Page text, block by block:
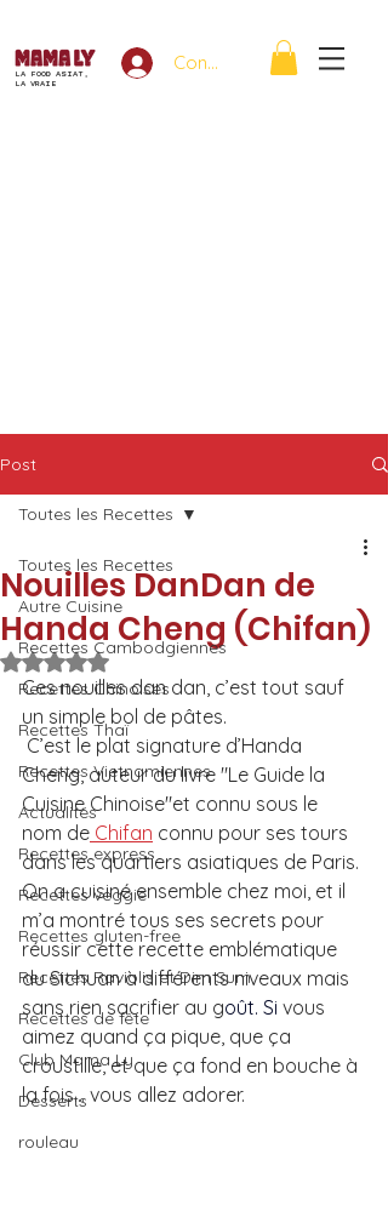
LA FOOD ASIAT,
LA VRAIE
Connexion
Post
Toutes les Recettes
Autre Cuisine
Recettes Cambodgiennes
Recettes Chinoises
Recettes Thaï
Recettes Vietnamiennes
Actualités
Recettes express
Recettes veggie
Recettes gluten-free
Recettes Raviolis et Dim Sum
Recettes de fête
Club Mama Ly
Desserts
rouleau
Toutes les Recettes
Nouilles DanDan de
Handa Cheng (Chifan)
Noté NaN étoiles sur 5.
Ces nouilles dan dan, c’est tout sauf
un simple bol de pâtes.
Cheng, auteur du livre "Le Guide la
Cuisine Chinoise"et connu sous le
nom de Chifan connu pour ses tours
dans les quartiers asiatiques de Paris.
On a cuisiné ensemble chez moi, et il
m’a montré tous ses secrets pour
réussir cette recette emblématique
du Sichuan à différents niveaux mais
sans rien sacrifier au goût. Si vous
aimez quand ça pique, que ça
croustille, et que ça fond en bouche à
la fois… vous allez adorer.